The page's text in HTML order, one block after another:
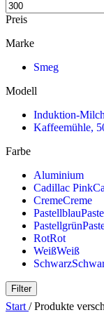
Preis
Marke
Smeg
Modell
Induktion-
Kaffeemühle,
Farbe
Aluminium
Cadillac Pink
CremeCreme
Pastellblau
Pastellgrün
RotRot
WeißWeiß
Schwarz
Filter
Start / Produkte